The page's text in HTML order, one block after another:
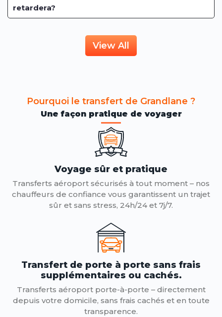
retardera?
View All
Pourquoi le transfert de Grandlane ?
Une façon pratique de voyager
Voyage sûr et pratique
Transferts aéroport sécurisés à tout moment – ​​nos
chauffeurs de confiance vous garantissent un trajet
sûr et sans stress, 24h/24 et 7j/7.
Transfert de porte à porte sans frais
supplémentaires ou cachés.
Transferts aéroport porte-à-porte – directement
depuis votre domicile, sans frais cachés et en toute
transparence.